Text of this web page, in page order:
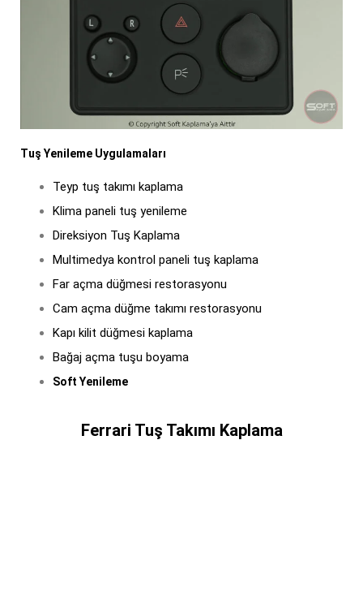
Tuş Yenileme Uygulamaları
Teyp tuş takımı kaplama
Klima paneli tuş yenileme
Direksiyon Tuş Kaplama
Multimedya kontrol paneli tuş kaplama
Far açma düğmesi restorasyonu
Cam açma düğme takımı restorasyonu
Kapı kilit düğmesi kaplama
Bağaj açma tuşu boyama
Soft Yenileme
Ferrari Tuş Takımı Kaplama